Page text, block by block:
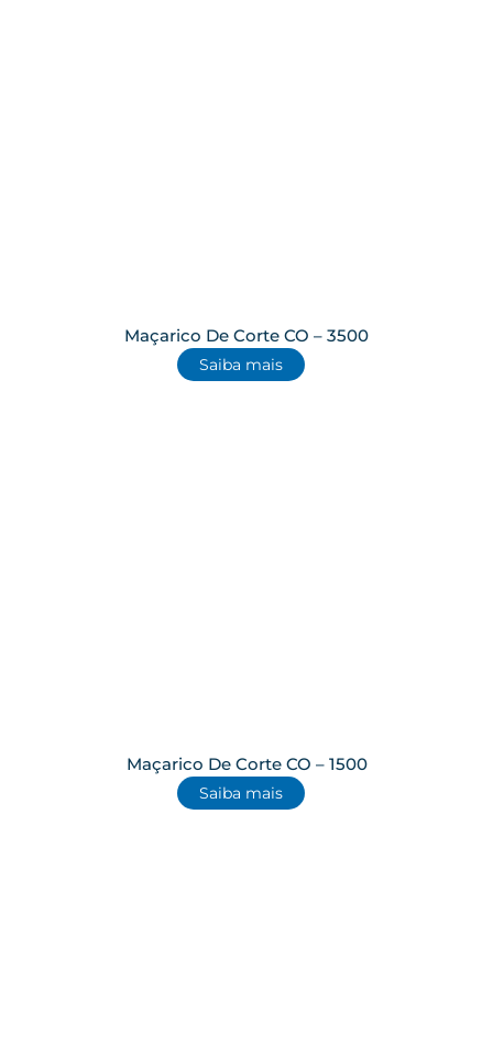
Maçarico De Corte CO – 3500
Saiba mais
Maçarico De Corte CO – 1500
Saiba mais